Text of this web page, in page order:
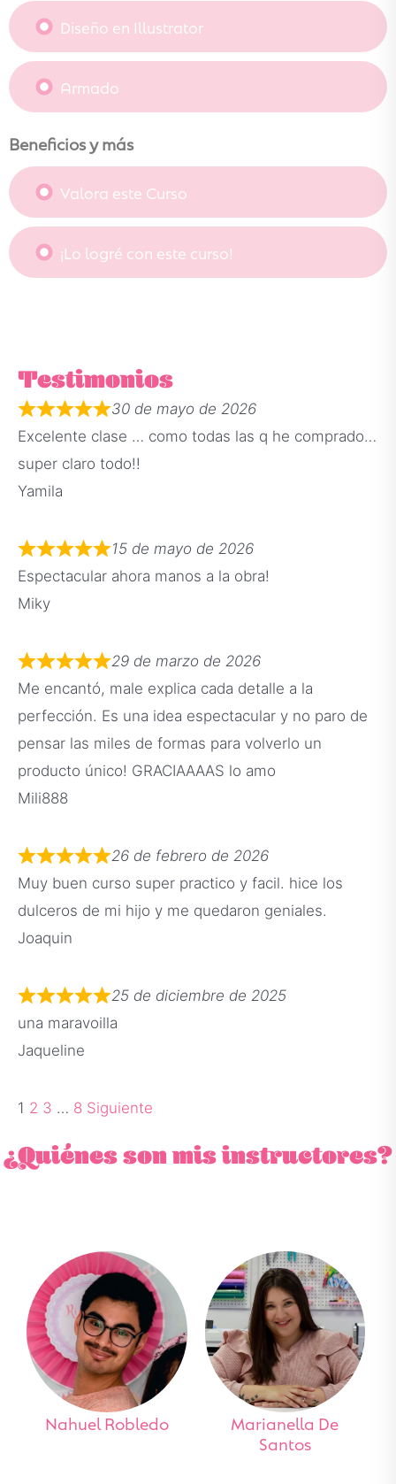
Diseño en Illustrator
Armado
Beneficios y más
Valora este Curso
¡Lo logré con este curso!
Testimonios
30 de mayo de 2026
Excelente clase … como todas las q he comprado…
super claro todo!!
Yamila
15 de mayo de 2026
Espectacular ahora manos a la obra!
Miky
29 de marzo de 2026
Me encantó, male explica cada detalle a la
perfección. Es una idea espectacular y no paro de
pensar las miles de formas para volverlo un
producto único! GRACIAAAAS lo amo
Mili888
26 de febrero de 2026
Muy buen curso super practico y facil. hice los
dulceros de mi hijo y me quedaron geniales.
Joaquin
25 de diciembre de 2025
una maravoilla
Jaqueline
1 2 3 … 8 Siguiente
¿Quiénes son mis instructores?
Nahuel Robledo
Marianella De
Santos